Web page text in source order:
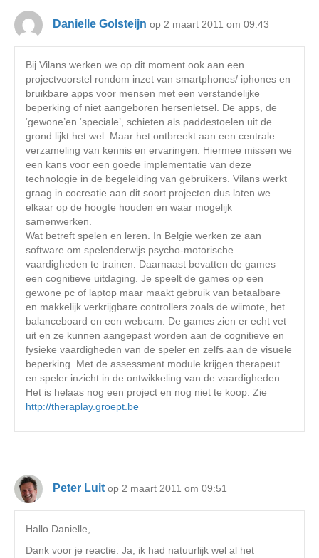
Danielle Golsteijn op 2 maart 2011 om 09:43
Bij Vilans werken we op dit moment ook aan een
projectvoorstel rondom inzet van smartphones/ iphones en
bruikbare apps voor mensen met een verstandelijke
beperking of niet aangeboren hersenletsel. De apps, de
‘gewone’en ‘speciale’, schieten als paddestoelen uit de
grond lijkt het wel. Maar het ontbreekt aan een centrale
verzameling van kennis en ervaringen. Hiermee missen we
een kans voor een goede implementatie van deze
technologie in de begeleiding van gebruikers. Vilans werkt
graag in cocreatie aan dit soort projecten dus laten we
elkaar op de hoogte houden en waar mogelijk
samenwerken.
Wat betreft spelen en leren. In Belgie werken ze aan
software om spelenderwijs psycho-motorische
vaardigheden te trainen. Daarnaast bevatten de games
een cognitieve uitdaging. Je speelt de games op een
gewone pc of laptop maar maakt gebruik van betaalbare
en makkelijk verkrijgbare controllers zoals de wiimote, het
balanceboard en een webcam. De games zien er echt vet
uit en ze kunnen aangepast worden aan de cognitieve en
fysieke vaardigheden van de speler en zelfs aan de visuele
beperking. Met de assessment module krijgen therapeut
en speler inzicht in de ontwikkeling van de vaardigheden.
Het is helaas nog een project en nog niet te koop. Zie
http://theraplay.groept.be
Peter Luit op 2 maart 2011 om 09:51
Hallo Danielle,
Dank voor je reactie. Ja, ik had natuurlijk wel al het